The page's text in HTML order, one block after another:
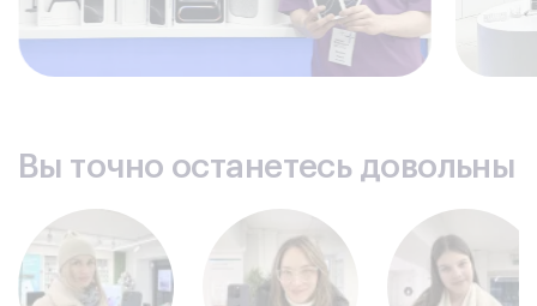
Вы точно останетесь довольны